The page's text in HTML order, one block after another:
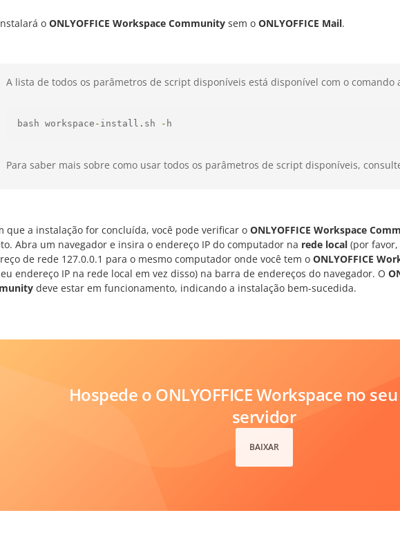
o ONLYOFFICE Workspace Community sem o ONLYOFFICE Mail.
A lista de todos os parâmetros de script disponíveis está disponível com o comando
bash workspace - install . sh - h
Para saber mais sobre como usar todos os parâmetros de script disponíveis,
que a instalação for concluída, você pode verificar o ONLYOFFICE Workspace
Abra um navegador e insira o endereço IP do computador na rede local (por
de rede 127.0.0.1 para o mesmo computador onde você tem o ONLYOFFICE
endereço IP na rede local em vez disso) na barra de endereços do navegador. O
deve estar em funcionamento, indicando a instalação bem-sucedida.
Hospede o ONLYOFFICE Workspace no
servidor
BAIXAR